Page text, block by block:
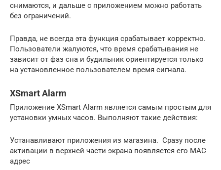
снимаются, и дальше с приложением можно работать
без ограничений.
Правда, не всегда эта функция срабатывает корректно.
Пользователи жалуются, что время срабатывания не
зависит от фаз сна и будильник ориентируется только
на установленное пользователем время сигнала.
XSmart Alarm
Приложение XSmart Alarm является самым простым для
установки умных часов. Выполняют такие действия:
Устанавливают приложения из магазина. Сразу после
активации в верхней части экрана появляется его MAC
адрес